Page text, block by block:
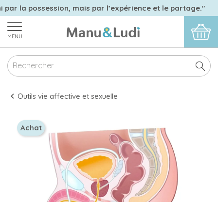
la possession, mais par l’expérience et le partage."
MENU
Outils vie affective et sexuelle
Achat